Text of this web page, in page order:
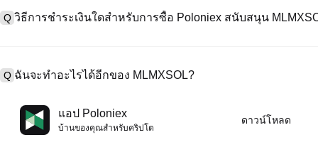
1. สร้างบัญชีและตรวจสอบ KYC ให้สมบูรณ์
2. ทุนในบัญชีของคุณด้วยเคอร์เรนซีเฟียตและคริปโทเคอร์เรนซี
และทรัพย์สินดิจิทัลคุณภาพสูงมากมาย
Q วิธีการชำระเงินใดสำหรับการซื้อ Poloniex สนับสนุน
1) บัตรเครดิต/เดบิต (เช่น Visa และ Mastercard) เพื่อซื้อเหรียญเสถียร
4) การซื้อขายแบบ OTC สำหรับการซื้อขายแต่ละบล็อกที่มากกว่า
Q ฉันจะทำอะไรได้อีกของ MLMXSOL?
คุณสามารถซื้อขายล่วงหน้ากับ USDT หรือ USDC
เพิ่มมูลค่าคริปโตของคุณด้วยผลตอบแทนแบบพาสซีฟ
แอป Poloniex
บ้านของคุณสําหรับคริปโต
ดาวน์โหลด